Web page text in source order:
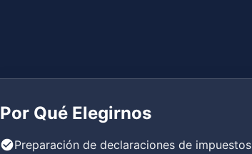
Por Qué Elegirnos
Preparación de declaraciones de impuestos